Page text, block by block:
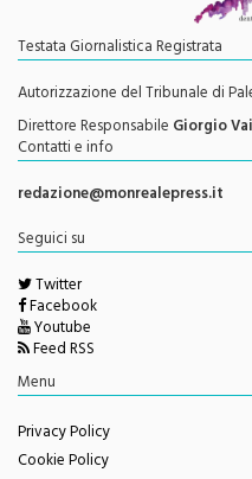
Testata Giornalistica Registrata
Autorizzazione del Tribunale di
Direttore Responsabile Giorgio
Contatti e info
redazione@monrealepress.it
Seguici su
Twitter
Facebook
Youtube
Feed RSS
Menu
Privacy Policy
Cookie Policy